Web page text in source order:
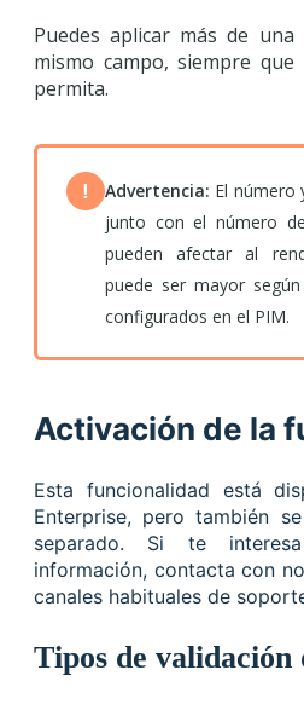
Puedes aplicar más de
mismo campo, siempre
permita.
! Advertencia: El número
junto con el número
pueden afectar al
puede ser mayor
configurados en el PIM.
Activación de la
Esta funcionalidad está
Enterprise, pero también
separado. Si te
información, contacta con
canales habituales de
Tipos de validación